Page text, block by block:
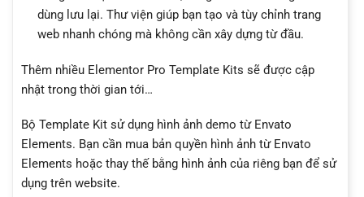
dùng lưu lại. Thư viện giúp bạn tạo và tùy chỉnh trang
web nhanh chóng mà không cần xây dựng từ đầu.
Thêm nhiều Elementor Pro Template Kits sẽ được cập
nhật trong thời gian tới…
Bộ Template Kit sử dụng hình ảnh demo từ Envato
Elements. Bạn cần mua bản quyền hình ảnh từ Envato
Elements hoặc thay thế bằng hình ảnh của riêng bạn để sử
dụng trên website.